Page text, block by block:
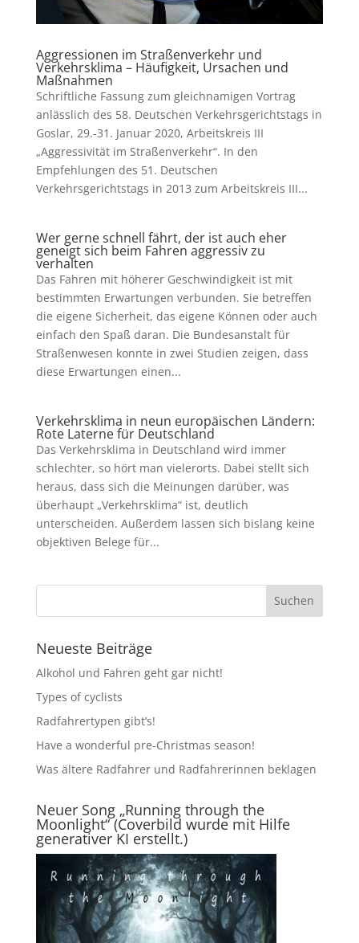
Aggressionen im Straßenverkehr und
Verkehrsklima – Häufigkeit, Ursachen und
Maßnahmen
Schriftliche Fassung zum gleichnamigen Vortrag
anlässlich des 58. Deutschen Verkehrsgerichtstags in
Goslar, 29.-31. Januar 2020, Arbeitskreis III
„Aggressivität im Straßenverkehr“. In den
Empfehlungen des 51. Deutschen
Verkehrsgerichtstags in 2013 zum Arbeitskreis III...
Wer gerne schnell fährt, der ist auch eher
geneigt sich beim Fahren aggressiv zu
verhalten
Das Fahren mit höherer Geschwindigkeit ist mit
bestimmten Erwartungen verbunden. Sie betreffen
die eigene Sicherheit, das eigene Können oder auch
einfach den Spaß daran. Die Bundesanstalt für
Straßenwesen konnte in zwei Studien zeigen, dass
diese Erwartungen einen...
Verkehrsklima in neun europäischen Ländern:
Rote Laterne für Deutschland
Das Verkehrsklima in Deutschland wird immer
schlechter, so hört man vielerorts. Dabei stellt sich
heraus, dass sich die Meinungen darüber, was
überhaupt „Verkehrsklima“ ist, deutlich
unterscheiden. Außerdem lassen sich bislang keine
objektiven Belege für...
Neueste Beiträge
Alkohol und Fahren geht gar nicht!
Types of cyclists
Radfahrertypen gibt’s!
Have a wonderful pre-Christmas season!
Was ältere Radfahrer und Radfahrerinnen beklagen
Neuer Song „Running through the
Moonlight“ (Coverbild wurde mit Hilfe
generativer KI erstellt.)